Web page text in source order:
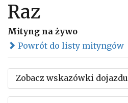
Raz
Mityng na żywo
Powrót do listy mityngów
Zobacz wskazówki dojazdu